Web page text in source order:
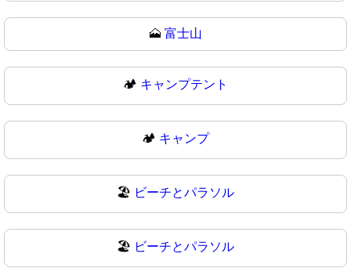
🗻 富士山
🏕️ キャンプテント
🏕 キャンプ
🏖️ ビーチとパラソル
🏖 ビーチとパラソル